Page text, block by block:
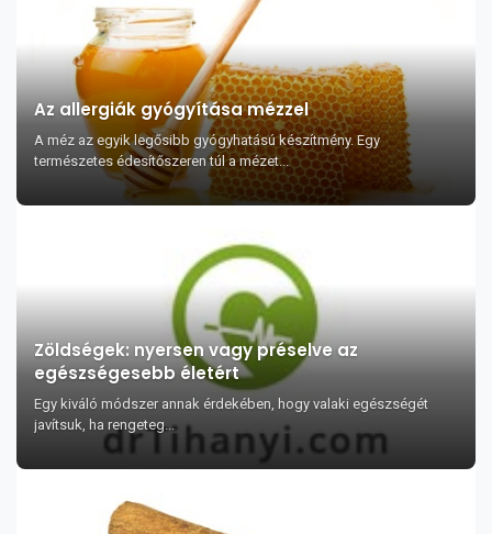
Az allergiák gyógyítása mézzel
A méz az egyik legősibb gyógyhatású készítmény. Egy
természetes édesítőszeren túl a mézet...
Zöldségek: nyersen vagy préselve az
egészségesebb életért
Egy kiváló módszer annak érdekében, hogy valaki egészségét
javítsuk, ha rengeteg...